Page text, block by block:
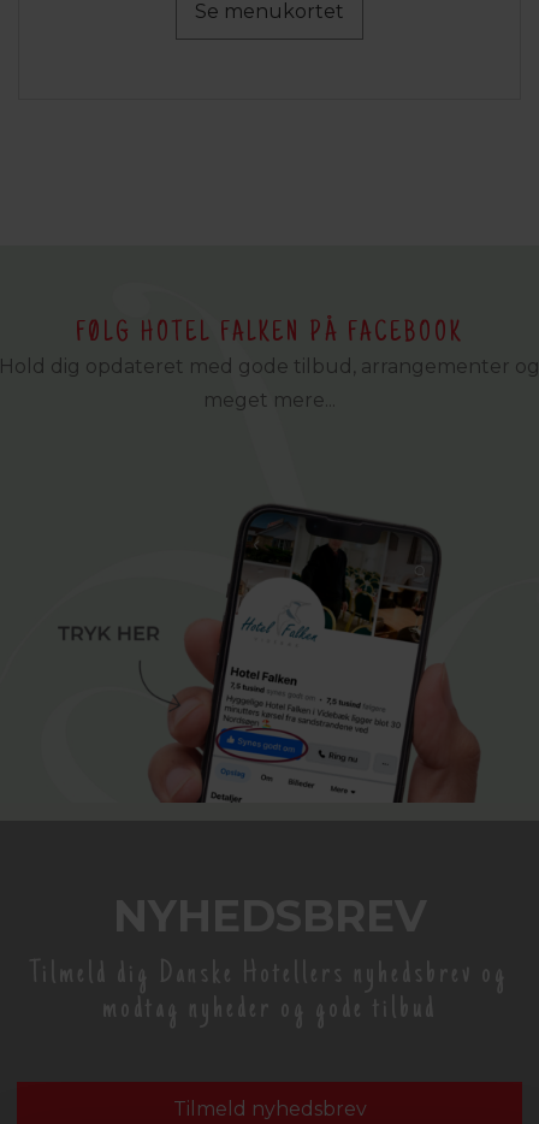
Se menukortet
FØLG HOTEL FALKEN PÅ FACEBOOK
Hold dig opdateret med gode tilbud, arrangementer og
meget mere...
NYHEDSBREV
Tilmeld dig Danske Hotellers nyhedsbrev og
modtag nyheder og gode tilbud
Tilmeld nyhedsbrev